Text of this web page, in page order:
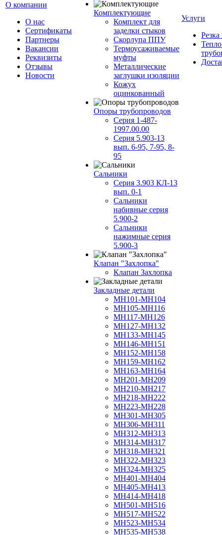
О компании
О нас
Сертификаты
Партнеры
Вакансии
Реквизиты
Отзывы
Новости
Комплектующие
Комплект для
заделки стыков
Скорлупа ППУ
Термоусаживаемые
муфты
Металлические
заглушки изоляции
Кожух
оцинкованный
Опоры трубопроводов
Серия 1-487-
1997.00.00
Серия 5.903-13
вып. 6-95, 7-95, 8-
95
Сальники
Серия 3.903 КЛ-13
вып. 0-1
Сальники
набивные серия
5.900-2
Сальники
нажимные серия
5.900-3
Клапан "Захлопка"
Клапан Захлопка
Закладные детали
МН101-МН104
МН105-МН116
МН117-МН126
МН127-МН132
МН133-МН145
МН146-МН151
МН152-МН158
МН159-МН162
МН163-МН164
МН201-МН209
МН210-МН217
МН218-МН222
МН223-МН228
МН301-МН305
МН306-МН311
МН312-МН313
МН314-МН317
МН318-МН321
МН322-МН323
МН324-МН325
МН401-МН404
МН405-МН413
МН414-МН418
МН501-МН516
МН517-МН522
МН523-МН534
МН535-МН538
Услуги
Резка